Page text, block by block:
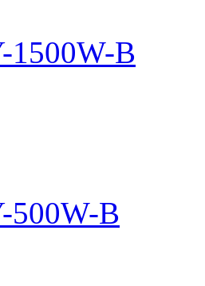
1500W-B
500W-B